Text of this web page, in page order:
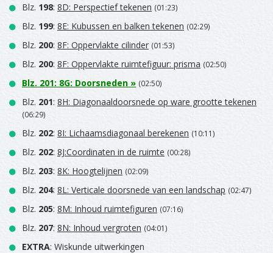
Blz. 198: 8D: Perspectief tekenen (01:23)
Blz. 199: 8E: Kubussen en balken tekenen (02:29)
Blz. 200: 8F: Oppervlakte cilinder (01:53)
Blz. 200: 8F: Oppervlakte ruimtefiguur: prisma (02:50)
Blz. 201: 8G: Doorsneden » (02:50)
Blz. 201: 8H: Diagonaaldoorsnede op ware grootte tekenen
(06:29)
Blz. 202: 8I: Lichaamsdiagonaal berekenen (10:11)
Blz. 202: 8J:Coordinaten in de ruimte (00:28)
Blz. 203: 8K: Hoogtelijnen (02:09)
Blz. 204: 8L: Verticale doorsnede van een landschap (02:47)
Blz. 205: 8M: Inhoud ruimtefiguren (07:16)
Blz. 207: 8N: Inhoud vergroten (04:01)
EXTRA: Wiskunde uitwerkingen